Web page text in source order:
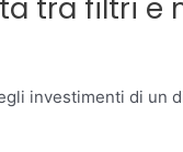
tra filtri e
investimenti di un